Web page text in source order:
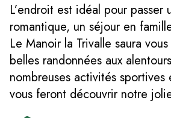
L’endroit est idéal pour passer
romantique, un séjour en
Le Manoir la Trivalle saura
belles randonnées aux
nombreuses activités sportives
vous feront découvrir notre